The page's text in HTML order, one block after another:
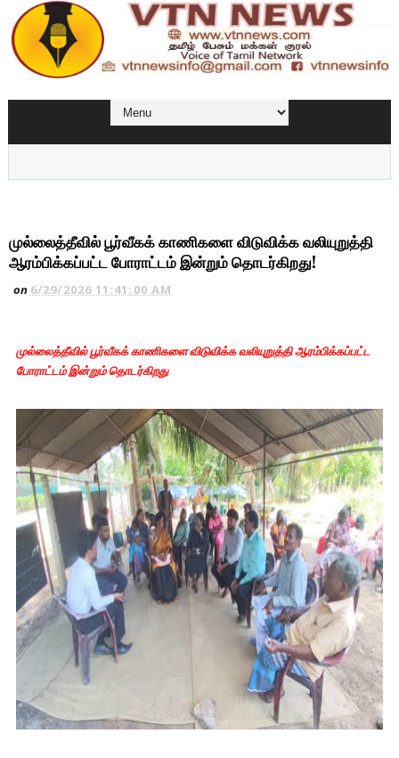
முல்லைத்தீவில் பூர்வீகக் காணிகளை விடுவிக்க வலியுறுத்தி
ஆரம்பிக்கப்பட்ட போராட்டம் இன்றும் தொடர்கிறது!
on 6/29/2026 11:41:00 AM
முல்லைத்தீவில் பூர்வீகக் காணிகளை விடுவிக்க வலியுறுத்தி ஆரம்பிக்கப்பட்ட
போராட்டம் இன்றும் தொடர்கிறது